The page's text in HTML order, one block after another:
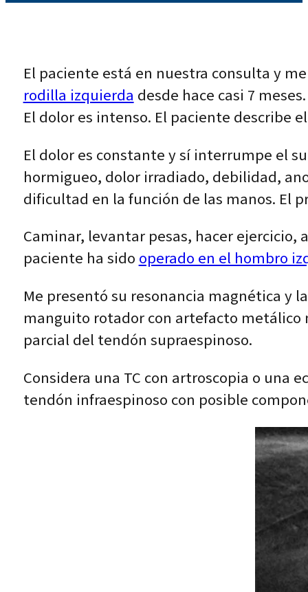
El paciente está en nuestra consulta y
rodilla izquierda desde hace casi 7
El dolor es intenso. El paciente describe
El dolor es constante y sí interrumpe el
hormigueo, dolor irradiado, debilidad,
dificultad en la función de las manos. El
Caminar, levantar pesas, hacer
paciente ha sido operado en el hombro
Me presentó su resonancia magnética y
manguito rotador con artefacto
parcial del tendón supraespinoso.
Considera una TC con artroscopia o una
tendón infraespinoso con posible